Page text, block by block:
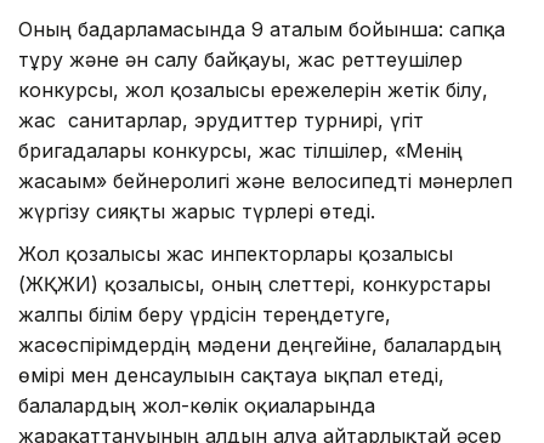
Оның бағдарламасында 9 аталым бойынша: сапқа
тұру және ән салу байқауы, жас реттеушілер
конкурсы, жол қозғалысы ережелерін жетік білу,
жас санитарлар, эрудиттер турнирі, үгіт
бригадалары конкурсы, жас тілшілер, «Менің
жасағым» бейнеролигі және велосипедті мәнерлеп
жүргізу сияқты жарыс түрлері өтеді.
Жол қозғалысы жас инпекторлары қозғалысы
(ЖҚЖИ) қозғалысы, оның слеттері, конкурстары
жалпы білім беру үрдісін тереңдетуге,
жасөспірімдердің мәдени деңгейіне, балалардың
өмірі мен денсаулығын сақтауға ықпал етеді,
балалардың жол-көлік оқиғаларында
жарақаттануының алдын алуға айтарлықтай әсер